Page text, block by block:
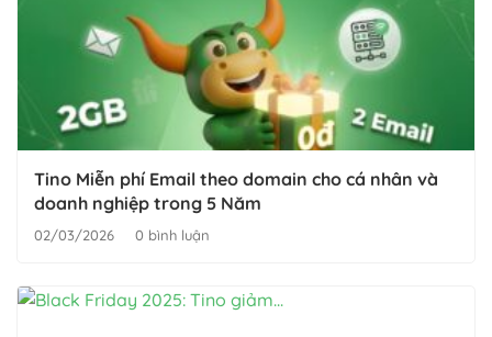
Tino Miễn phí Email theo domain cho cá nhân và
doanh nghiệp trong 5 Năm
02/03/2026 0 bình luận